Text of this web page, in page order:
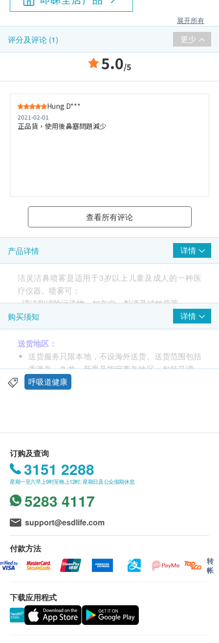
展开所有
评分及评论 (1) 更少
5.0/5
Hung D***
2021-02-01
正品貨，使用後鼻塞問題減少
查看所有评论
产品详情 详情
洁灵洁鼻喷雾是适用于3岁以上儿童及成人的一种医
疗仪器。喷雾可：
- 清洁和消除污染物，如灰尘、黏液及过敏原等
- 滋润和恢复鼻黏膜的天然湿度
- 加强鼻黏膜对耳鼻喉疾病的防御
- 有助改善呼吸，提高睡眠质素
鼻洁灵洁鼻喷雾可于鼻腔手术后使用。
建议使用方法：
首次使用时，请先喷1次以启动系统。使用时，要先
打开保护盖。
份，以食指按鼻洁灵洁鼻喷雾，每边鼻孔可长喷1
次，大概按2-3秒。让多余分泌物流出鼻孔，呼气，抹
干鼻孔。
每边鼻孔每日可使用2至6次。
每次使用后，用热水清洗喷咀，抹干后盖上保护盖待
用。
警告:请仔细阅读包装盒。请将本产品放在儿童不能
接触的地方。
法国
净容量
50亳升(可用次数：约150次)
购买须知 详情
送货地区：
送货服务只限本地，不设海外送货。送货范围包括
香港岛、九龙、新界及指定离岛地区：包括马湾、
东涌及香港国际机场；并不适用于以下离岛地区：
购买产品总额满HK$250，即可享本地免费送货服
务。账单总额未满HK$250需附加HK$80运费。
我们将于确定订单后 4-7 个工作天内安排发货。
不排除运送时间会因节日而有所影响。当八号烈风
讯号悬挂或黑色暴雨警告生效时，送货服务时间将
会延迟。
倘若由于不可抗力的原因(包括但不限于由于天
灾、火灾、水灾、意外、暴乱、战争、政府政策、
罢工或任何不能控制的情况) 而未能准确地提供阁
下所需的货品或服务，顺荣投资贸易有限公司及健
偿。
顺荣投资贸易有限公司会根据阁下提供的地址尽力
确保货品在送货日期前送到该地址，若因阁下的原
呼吸道健康
订购及查询
3151 2288
星期一至六早上9时至晚上12时; 星期日及公众假期休息
5283 4117
support@esdlife.com
付款方法
转
帐
下载应用程式